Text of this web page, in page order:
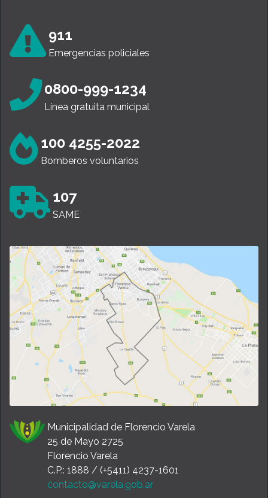
911
Emergencias policiales
0800-999-1234
Línea gratuita municipal
100 4255-2022
Bomberos voluntarios
107
SAME
Municipalidad de Florencio Varela
25 de Mayo 2725
Florencio Varela
C.P.: 1888 / (+5411) 4237-1601
contacto@varela.gob.ar